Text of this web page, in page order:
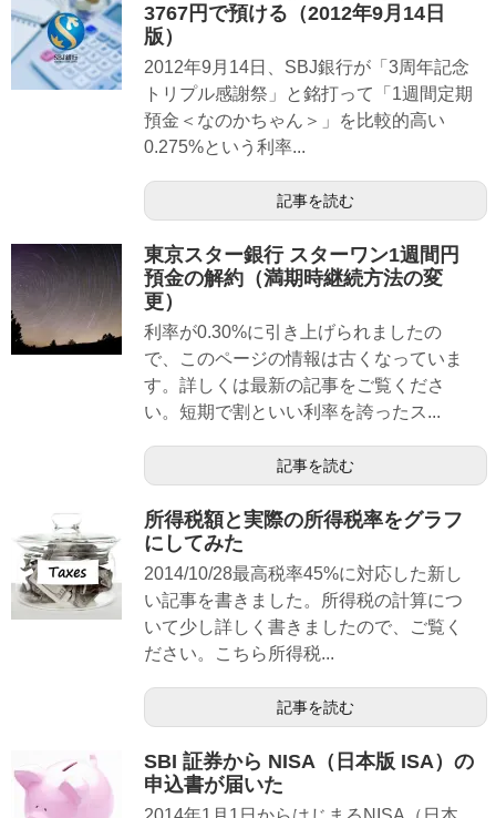
3767円で預ける（2012年9月14日
版）
2012年9月14日、SBJ銀行が「3周年記念
トリプル感謝祭」と銘打って「1週間定期
預金＜なのかちゃん＞」を比較的高い
0.275%という利率...
記事を読む
東京スター銀行 スターワン1週間円
預金の解約（満期時継続方法の変
更）
利率が0.30%に引き上げられましたの
で、このページの情報は古くなっていま
す。詳しくは最新の記事をご覧くださ
い。短期で割といい利率を誇ったス...
記事を読む
所得税額と実際の所得税率をグラフ
にしてみた
2014/10/28最高税率45%に対応した新し
い記事を書きました。所得税の計算につ
いて少し詳しく書きましたので、ご覧く
ださい。こちら所得税...
記事を読む
SBI 証券から NISA（日本版 ISA）の
申込書が届いた